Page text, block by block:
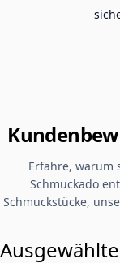
Erfahre, warum
Schmuckado
Schmuckstücke,